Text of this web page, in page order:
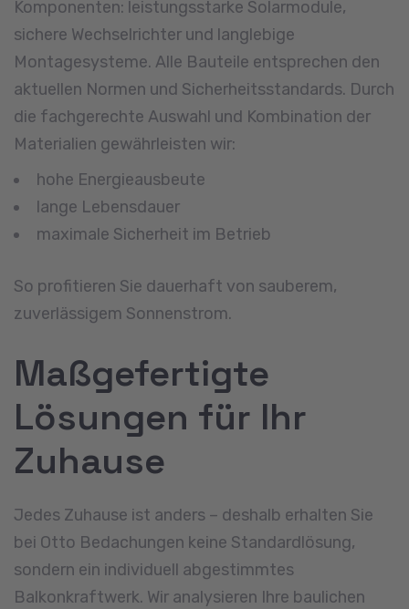
Komponenten: leistungsstarke Solarmodule,
sichere Wechselrichter und langlebige
Montagesysteme. Alle Bauteile entsprechen den
aktuellen Normen und Sicherheitsstandards. Durch
die fachgerechte Auswahl und Kombination der
Materialien gewährleisten wir:
hohe Energieausbeute
lange Lebensdauer
maximale Sicherheit im Betrieb
So profitieren Sie dauerhaft von sauberem,
zuverlässigem Sonnenstrom.
Maßgefertigte
Lösungen für Ihr
Zuhause
Jedes Zuhause ist anders – deshalb erhalten Sie
bei Otto Bedachungen keine Standardlösung,
sondern ein individuell abgestimmtes
Balkonkraftwerk. Wir analysieren Ihre baulichen